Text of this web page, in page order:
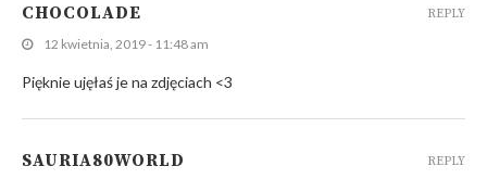
CHOCOLADE
12 kwietnia, 2019 - 11:48 am
Pięknie ujęłaś je na zdjęciach <3
REPLY
SAURIA80WORLD REPLY